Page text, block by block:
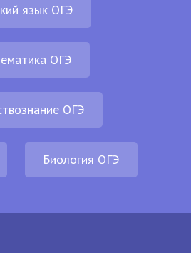
язык ОГЭ
ОГЭ
ОГЭ
Биология ОГЭ